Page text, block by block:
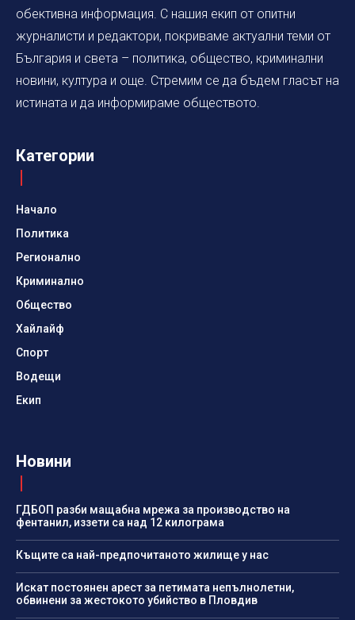
обективна информация. С нашия екип от опитни
журналисти и редактори, покриваме актуални теми от
България и света – политика, общество, криминални
новини, култура и още. Стремим се да бъдем гласът на
истината и да информираме обществото.
Категории
Начало
Политика
Регионално
Криминално
Общество
Хайлайф
Спорт
Водещи
Екип
Новини
ГДБОП разби мащабна мрежа за производство на
фентанил, иззети са над 12 килограма
Къщите са най-предпочитаното жилище у нас
Искат постоянен арест за петимата непълнолетни,
обвинени за жестокото убийство в Пловдив